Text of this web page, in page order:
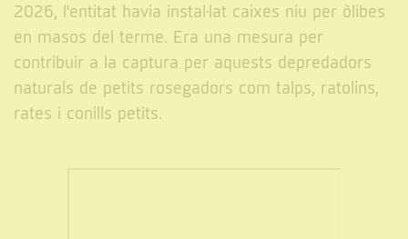
2026, l'entitat havia instal·lat caixes niu per òlibes
en masos del terme. Era una mesura per
contribuir a la captura per aquests depredadors
naturals de petits rosegadors com talps, ratolins,
rates i conills petits.